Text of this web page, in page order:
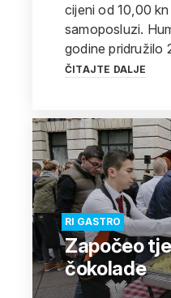
cijeni od 10,00
samoposluzi.
godine pridružilo
ČITAJTE DALJE
RI GASTRO
Započeo
čokolade